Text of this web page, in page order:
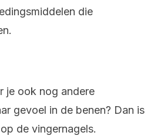
die
je ook nog andere
gevoel in de benen? Dan is
de vingernagels.